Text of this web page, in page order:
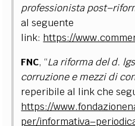
professionista
al seguente
link: https://
FNC, “La riforma del d.
corruzione e mezzi di
reperibile al link che
https://
per/